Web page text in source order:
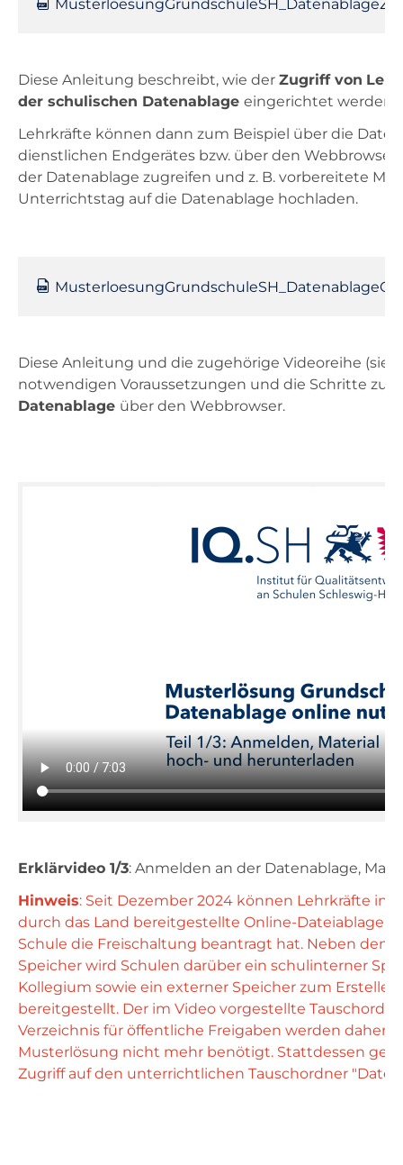
Diese Anleitung beschreibt, wie der Zugriff von
der schulischen Datenablage eingerichtet werden
Lehrkräfte können dann zum Beispiel über die
dienstlichen Endgerätes bzw. über den
der Datenablage zugreifen und z. B. vorbereitete
Unterrichtstag auf die Datenablage hochladen.
Diese Anleitung und die zugehörige Videoreihe
notwendigen Voraussetzungen und die Schritte zu
Datenablage über den Webbrowser.
Erklärvideo 1/3: Anmelden an der Datenablage,
Hinweis: Seit Dezember 2024 können Lehrkräfte in
durch das Land bereitgestellte Online-Dateiablage
Schule die Freischaltung beantragt hat. Neben dem
Speicher wird Schulen darüber ein schulinterner
Kollegium sowie ein externer Speicher zum
bereitgestellt. Der im Video vorgestellte
Verzeichnis für öffentliche Freigaben werden daher
Musterlösung nicht mehr benötigt. Stattdessen
Zugriff auf den unterrichtlichen Tauschordner